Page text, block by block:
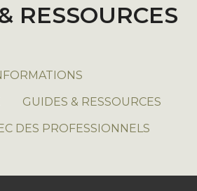
RESSOURCES
GUIDES & RESSOURCES
DES PROFESSIONNELS